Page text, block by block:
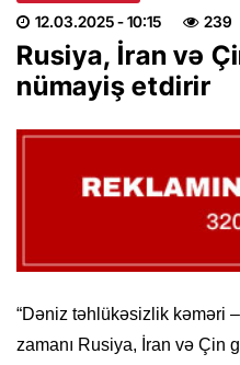
12.03.2025- 10:15 239
Rusiya, İran və
nümayiş etdirir
“Dəniz təhlükəsizlik kəməri
zamanı Rusiya, İran və Çin